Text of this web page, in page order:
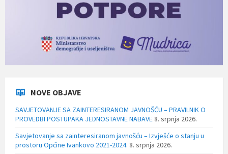
NOVE OBJAVE
SAVJETOVANJE SA ZAINTERESIRANOM JAVNOŠĆU – PRAVILNIK O
PROVEDBI POSTUPAKA JEDNOSTAVNE NABAVE8. srpnja 2026.
Savjetovanje sa zainteresiranom javnošću – Izvješće o stanju u
prostoru Općine Ivankovo 2021-2024. 8. srpnja 2026.